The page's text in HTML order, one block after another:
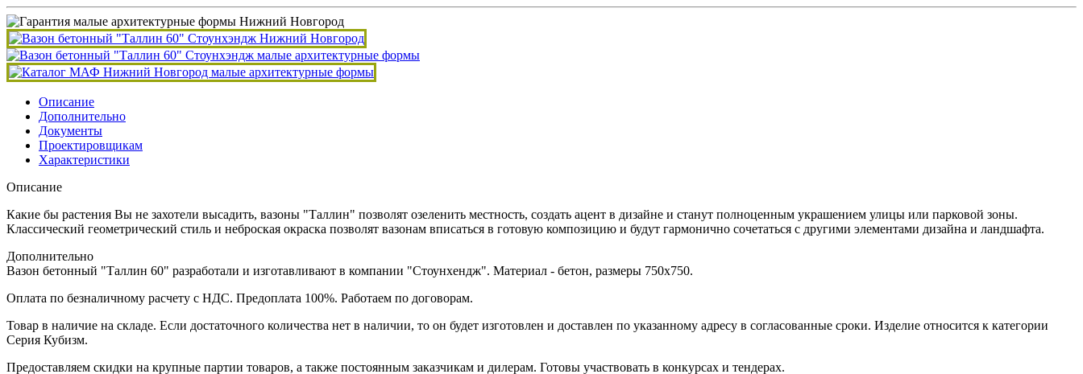
Описание
Дополнительно
Документы
Проектировщикам
Характеристики
Описание
Какие бы растения Вы не захотели высадить, вазоны "Таллин" позволят озеленить местность, создать ацент в дизайне и станут полноценным украшением улицы или парковой зоны.
Классический геометрический стиль и неброская окраска позволят вазонам вписаться в готовую композицию и будут гармонично сочетаться с другими элементами дизайна и ландшафта.
Дополнительно
Вазон бетонный "Таллин 60" разработали и изготавливают в компании "Стоунхендж". Материал - бетон, размеры 750x750.
Оплата по безналичному расчету с НДС. Предоплата 100%. Работаем по договорам.
Товар в наличие на складе. Если достаточного количества нет в наличии, то он будет изготовлен и доставлен по указанному адресу в согласованные сроки. Изделие относится к категории
Серия Кубизм.
Предоставляем скидки на крупные партии товаров, а также постоянным заказчикам и дилерам. Готовы участвовать в конкурсах и тендерах.